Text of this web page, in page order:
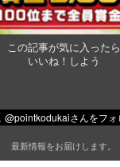
この記事が気に入ったら
いいね！しよう
最新情報をお届けします。